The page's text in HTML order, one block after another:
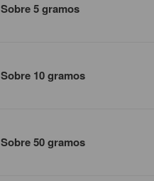
Sobre 5 gramos
Sobre 10 gramos
Sobre 50 gramos